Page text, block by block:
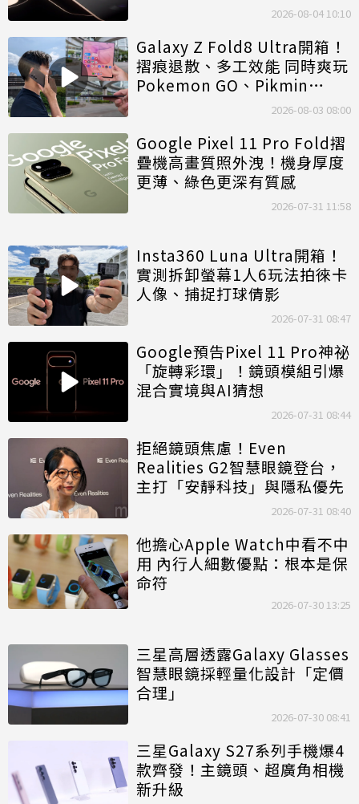
2026-08-04 10:10
Galaxy Z Fold8 Ultra開箱！
摺痕退散、多工效能 同時爽玩
Pokemon GO、Pikmin
2026-08-03 08:00
Google Pixel 11 Pro Fold摺
疊機高畫質照外洩！機身厚度
更薄、綠色更深有質感
2026-07-31 11:58
Insta360 Luna Ultra開箱！
實測拆卸螢幕1人6玩法拍徠卡
人像、捕捉打球倩影
2026-07-31 08:47
Google預告Pixel 11 Pro神祕
「旋轉彩環」！鏡頭模組引爆
混合實境與AI猜想
2026-07-31 08:44
拒絕鏡頭焦慮！Even
Realities G2智慧眼鏡登台，
主打「安靜科技」與隱私優先
2026-07-31 08:40
他擔心Apple Watch中看不中
用 內行人細數優點：根本是保
命符
2026-07-30 13:25
三星高層透露Galaxy Glasses
智慧眼鏡採輕量化設計「定價
合理」
2026-07-30 08:41
三星Galaxy S27系列手機爆4
款齊發！主鏡頭、超廣角相機
新升級